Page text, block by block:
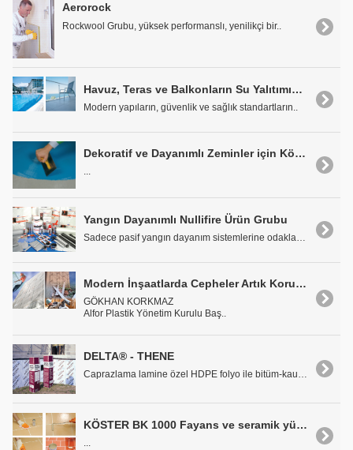
Aerorock
Rockwool Grubu, yüksek performanslı, yenilikçi bir..
Havuz, Teras ve Balkonların Su Yalıtımında Cermix
Modern yapıların, güvenlik ve sağlık standartların..
Dekoratif ve Dayanımlı Zeminler için Köster Epoksi Zemin Kaplamaları
...
Yangın Dayanımlı Nullifire Ürün Grubu
Sadece pasif yangın dayanım sistemlerine odaklanmı..
Modern İnşaatlarda Cepheler Artık Koruma Örtüleriyle Daha Güvenli
GÖKHAN KORKMAZ
Alfor Plastik Yönetim Kurulu Baş..
DELTA® - THENE
Caprazlama lamine özel HDPE folyo ile bitüm-kauçuk..
KÖSTER BK 1000 Fayans ve seramik yüzeyler için şeffaf su yalıtımı
...